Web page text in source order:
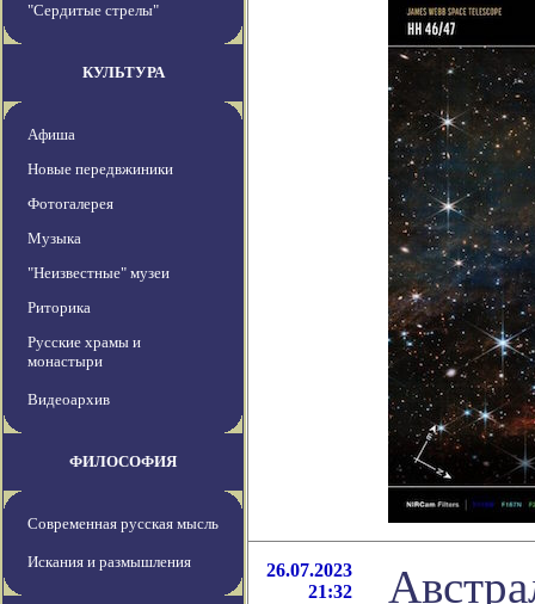
"Сердитые стрелы"
КУЛЬТУРА
Афиша
Новые передвжиники
Фотогалерея
Музыка
"Неизвестные" музеи
Риторика
Русские храмы и
монастыри
Видеоархив
ФИЛОСОФИЯ
Современная русская мысль
Искания и размышления
26.07.2023
21:32